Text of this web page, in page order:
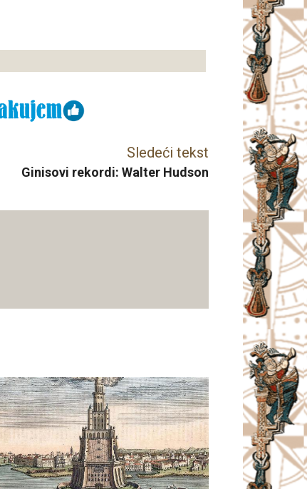
Sledeći tekst
Ginisovi rekordi: Walter Hudson